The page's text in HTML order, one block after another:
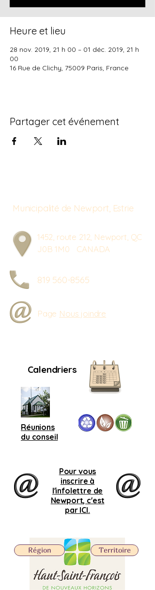
Heure et lieu
28 nov. 2019, 21 h 00 – 01 déc. 2019, 21 h
00
16 Rue de Clichy, 75009 Paris, France
Partager cet événement
Municipalité de Newport, Estrie
1452, route 212, Newport, QC
J0B 1M0 CANADA
819 560-8565
Page Nous joindre
Réunions
du conseil
Calendriers
Pour vous
inscrire à
l'infolettre de
Newport, c'est
par ICI.
Territoire
Région